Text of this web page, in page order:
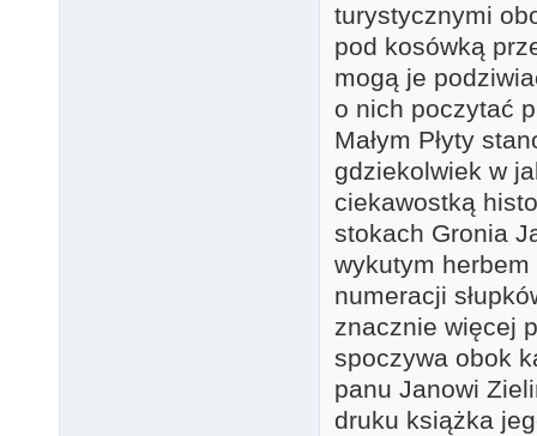
turystycznymi
pod kosówką
mogą je
o nich poczytać
Małym Płyty
gdziekolwiek w
ciekawostką
stokach Gronia
wykutym
numeracji
znacznie więcej
spoczywa obok
panu Janowi
druku książka